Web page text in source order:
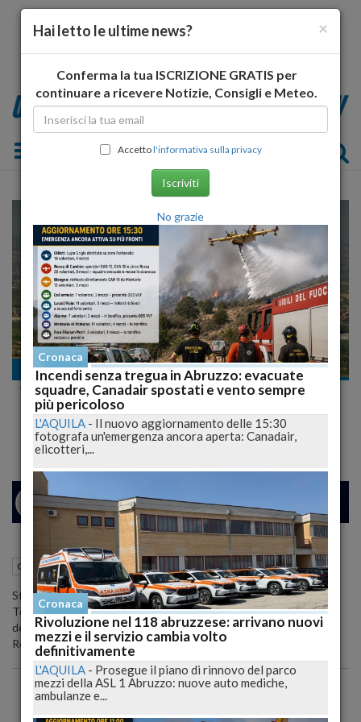
Toggle navigation
Cronaca
Val Vibrata: stamane conferenza stampa
con Chiodi e Castiglione
MILANO 25
Cronaca Teramo (TE) 24 Ottobre 2012 09:44
Stamane, alle 10.30, presso la Sala Consiliare della Provincia di
Teramo, conferenza stampa di presentazione del piano di rilancio
dell'area di crisi Val Vibrata, con l'intervento del presidente della
Regione Chiodi e del vice Castiglione.
×
Hai letto le ultime news?
Conferma la tua ISCRIZIONE GRATIS per
continuare a ricevere Notizie, Consigli e Meteo.
Accettol'informativa sulla privacy
Iscriviti
No grazie
Cronaca
Incendi senza tregua in Abruzzo: evacuate
squadre, Canadair spostati e vento sempre
più pericoloso
L'AQUILA - Il nuovo aggiornamento delle 15:30
fotografa un'emergenza ancora aperta: Canadair,
elicotteri,...
Cronaca
Rivoluzione nel 118 abruzzese: arrivano nuovi
mezzi e il servizio cambia volto
definitivamente
L'AQUILA - Prosegue il piano di rinnovo del parco
mezzi della ASL 1 Abruzzo: nuove auto mediche,
ambulanze e...